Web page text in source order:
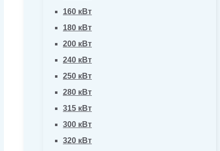
160 кВт
180 кВт
200 кВт
240 кВт
250 кВт
280 кВт
315 кВт
300 кВт
320 кВт